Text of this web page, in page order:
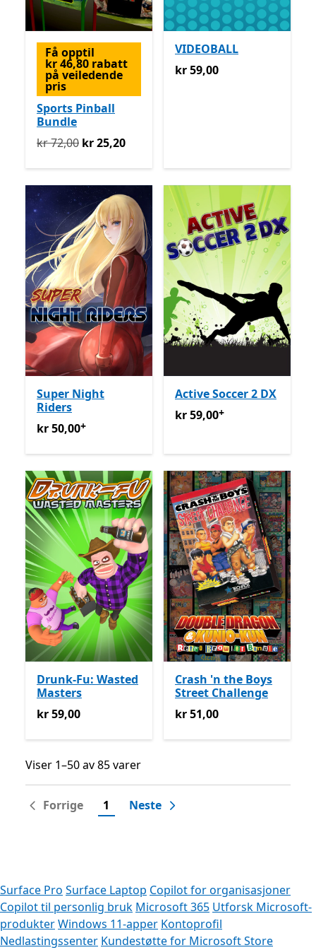
Få opptil
kr 46,80 rabatt
på veiledende
pris
Sports Pinball
Bundle
Opprinnelig kr 72,00 nå kr 25,20
kr 72,00 kr 25,20
VIDEOBALL
kr 59,00
kr 59,00
Super Night
Riders
kr 50,00Tilbyr kjøp i appen
kr 50,00+
Active Soccer 2 DX
kr 59,00Tilbyr kjøp i appen
kr 59,00+
Drunk-Fu: Wasted
Masters
kr 59,00
kr 59,00
Crash 'n the Boys
Street Challenge
kr 51,00
kr 51,00
Viser 1–50 av 85 varer
Viser 1–50 av 85 varer
Forrige 1 Neste
Surface Pro Surface Laptop Copilot for organisasjoner
Copilot til personlig bruk Microsoft 365 Utforsk Microsoft-
produkterWindows 11-apper Kontoprofil
Nedlastingssenter Kundestøtte for Microsoft Store